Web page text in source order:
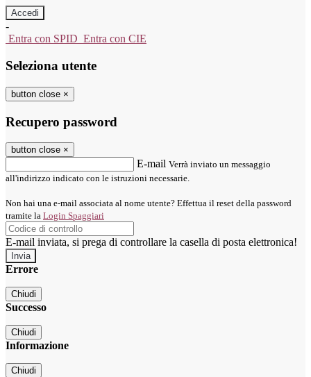
-
Entra con SPID Entra con CIE
Seleziona utente
button close ×
Recupero password
button close ×
E-mail Verrà inviato un messaggio
all'indirizzo indicato con le istruzioni necessarie.
Non hai una e-mail associata al nome utente? Effettua il reset della password
tramite la Login Spaggiari
E-mail inviata, si prega di controllare la casella di posta elettronica!
Errore
Chiudi
Successo
Chiudi
Informazione
Chiudi